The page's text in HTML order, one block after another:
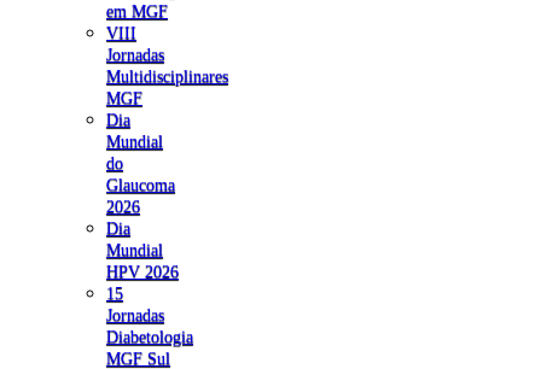
em MGF
VIII
Jornadas
Multidisciplinares
MGF
Dia
Mundial
do
Glaucoma
2026
Dia
Mundial
HPV 2026
15
Jornadas
Diabetologia
MGF Sul